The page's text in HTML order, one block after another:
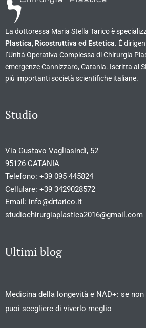
La dottoressa Maria Stella Tarico è
Plastica, Ricostruttiva ed Estetica. È
l’Unità Operativa Complessa di Chirurgia
emergenze Cannizzaro, Catania. Iscritta al
più importanti società scientifiche italiane.
Studio
Via Gustavo Vagliasindi, 52
95126 CATANIA
Telefono: +39 095 445824
Cellulare: +39 3429028572
Email: info@drtarico.it
studiochirurgiaplastica2016@gmail.com
Ultimi blog
Medicina della longevità e NAD+: se
puoi scegliere di viverlo meglio